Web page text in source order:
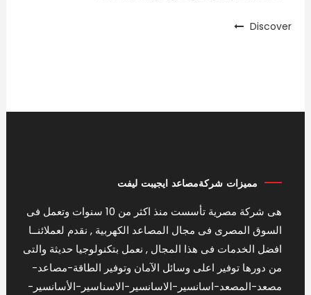
Discover
مميزات شركةمصاعد ايجيبت ليفت
هى شركة مصرية تأسست منذ اكثر من 10 سنوات وتعمل فى
السوق المصرى فى مجال المصاعد الكهربية , نقدم لعملائنــا
افضل الخدمات فى هذا المجال , نعمل بتكنولوجيا حديثة والتى
من دورها توفير اعلى وسائل الآمان وتوفير الطاقة-مصاعد-
مصعد-المصعد-اسانسير-الاسانسير-الاسناسير-الأسانسير-